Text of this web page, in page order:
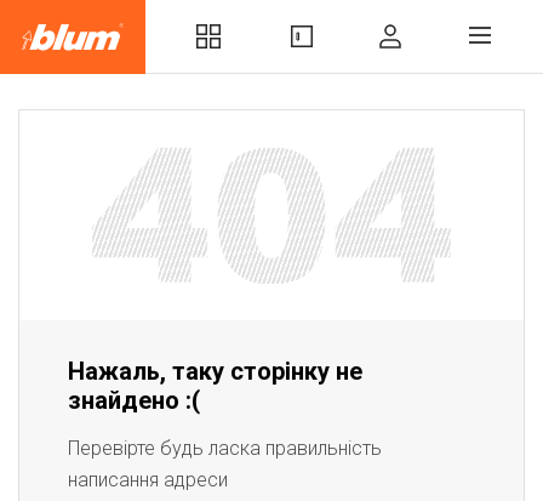
Нажаль, таку сторінку не
знайдено :(
Перевірте будь ласка правильність
написання адреси